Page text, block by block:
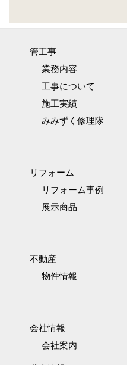
管工事
業務内容
工事について
施工実績
みみずく修理隊
リフォーム
リフォーム事例
展示商品
不動産
物件情報
会社情報
会社案内